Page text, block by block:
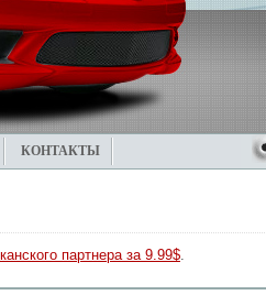
КОНТАКТЫ
партнера за 9.99$.